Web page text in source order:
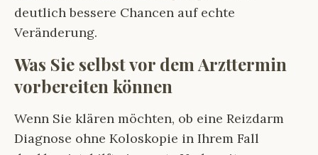
deutlich bessere Chancen auf echte
Veränderung.
Was Sie selbst vor dem Arzttermin
vorbereiten können
Wenn Sie klären möchten, ob eine Reizdarm
Diagnose ohne Koloskopie in Ihrem Fall